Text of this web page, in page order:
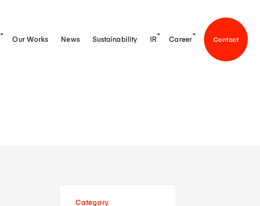
Our Works News Sustainability IR Career Contact
Category